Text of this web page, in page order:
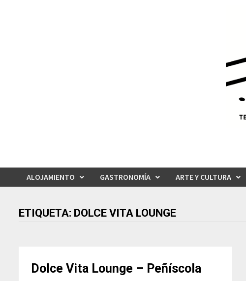
ALOJAMIENTO GASTRONOMÍA ARTE Y CULTURA
ETIQUETA: DOLCE VITA LOUNGE
Dolce Vita Lounge – Peñíscola